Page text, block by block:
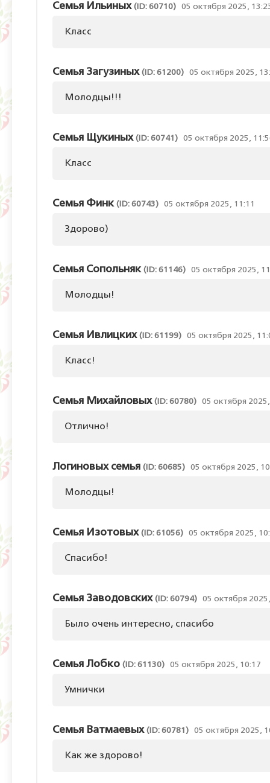
Семья Ильиных (ID: 60710) 05 октября 2025,
Класс
Семья Загузиных (ID: 61200) 05 октября 2025,
Молодцы!!!
Семья Щукиных (ID: 60741) 05 октября 2025,
Класс
Семья Финк (ID: 60743) 05 октября 2025, 11:11
Здорово)
Семья Сопольняк (ID: 61146) 05 октября 2025,
Молодцы!
Семья Ивлицких (ID: 61199) 05 октября 2025,
Класс!
Семья Михайловых (ID: 60780) 05 октября
Отлично!
Логиновых семья (ID: 60685) 05 октября 2025,
Молодцы!
Семья Изотовых (ID: 61056) 05 октября 2025,
Спасибо!
Семья Заводовских (ID: 60794) 05 октября
Было очень интересно, спасибо
Семья Лобко (ID: 61130) 05 октября 2025, 10:17
Умнички
Семья Ватмаевых (ID: 60781) 05 октября 2025,
Как же здорово!